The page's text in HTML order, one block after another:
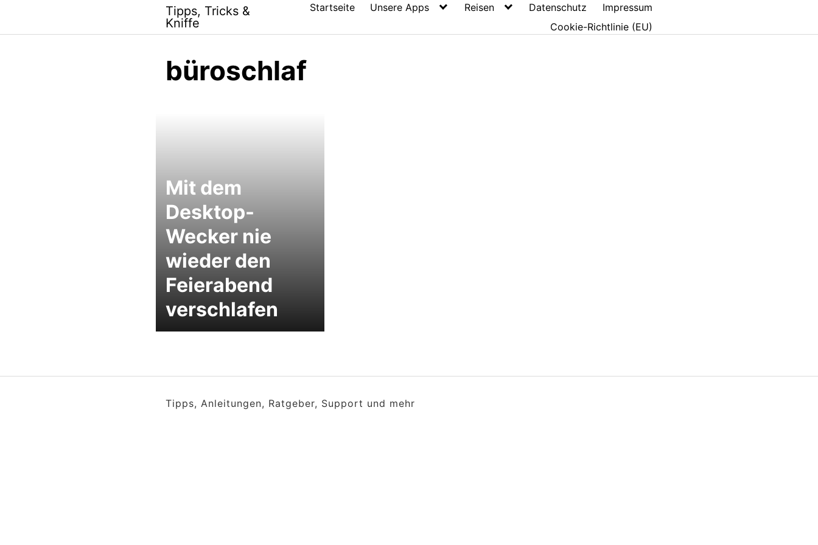
content
Tipps, Tricks &
Kniffe
Startseite Unsere Apps Reisen Datenschutz
Impressum
Cookie-Richtlinie (EU)
büroschlaf
Mit dem
Desktop-
Wecker nie
wieder den
Feierabend
verschlafen
Tipps, Anleitungen, Ratgeber, Support und mehr